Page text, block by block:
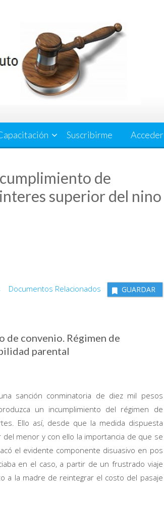
Suscribirme Acceder
de
superior del nino
Documentos Relacionados GUARDAR
de convenio. Régimen de
parental
sanción conminatoria de diez mil pesos
un incumplimiento del régimen de
Ello así, desde que la medida dispuesta
menor y con ello la importancia de que se
el evidente componente disuasivo en pos
en el caso, a partir de un frustrado viaje
a la madre de reintegrar el costo del pasaje